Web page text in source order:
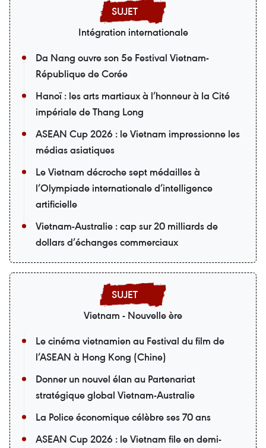
Intégration internationale
Da Nang ouvre son 5e Festival Vietnam-
République de Corée
Hanoï : les arts martiaux à l’honneur à la Cité
impériale de Thang Long
ASEAN Cup 2026 : le Vietnam impressionne les
médias asiatiques
Le Vietnam décroche sept médailles à
l’Olympiade internationale d’intelligence
artificielle
Vietnam-Australie : cap sur 20 milliards de
dollars d’échanges commerciaux
Vietnam - Nouvelle ère
Le cinéma vietnamien au Festival du film de
l’ASEAN à Hong Kong (Chine)
Donner un nouvel élan au Partenariat
stratégique global Vietnam-Australie
La Police économique célèbre ses 70 ans
ASEAN Cup 2026 : le Vietnam file en demi-